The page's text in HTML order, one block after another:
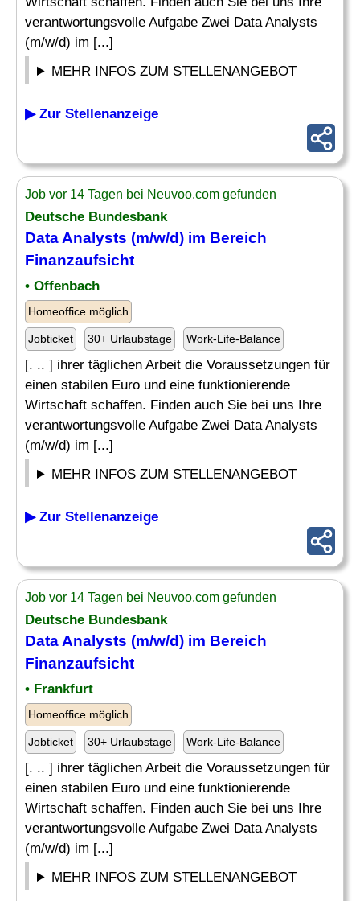
verantwortungsvolle Aufgabe Zwei Data Analysts
(m/w/d) im [...]
MEHR INFOS ZUM STELLENANGEBOT
▶ Zur Stellenanzeige
Job vor 14 Tagen bei Neuvoo.com gefunden
Deutsche Bundesbank
Data Analysts (m/w/d) im Bereich
Finanzaufsicht
• Offenbach
Homeoffice möglich
Jobticket 30+ Urlaubstage Work-Life-Balance
[. .. ] ihrer täglichen Arbeit die Voraussetzungen für
einen stabilen Euro und eine funktionierende
Wirtschaft schaffen. Finden auch Sie bei uns Ihre
verantwortungsvolle Aufgabe Zwei Data Analysts
(m/w/d) im [...]
MEHR INFOS ZUM STELLENANGEBOT
▶ Zur Stellenanzeige
Job vor 14 Tagen bei Neuvoo.com gefunden
Deutsche Bundesbank
Data Analysts (m/w/d) im Bereich
Finanzaufsicht
• Frankfurt
Homeoffice möglich
Jobticket 30+ Urlaubstage Work-Life-Balance
[. .. ] ihrer täglichen Arbeit die Voraussetzungen für
einen stabilen Euro und eine funktionierende
Wirtschaft schaffen. Finden auch Sie bei uns Ihre
verantwortungsvolle Aufgabe Zwei Data Analysts
(m/w/d) im [...]
MEHR INFOS ZUM STELLENANGEBOT